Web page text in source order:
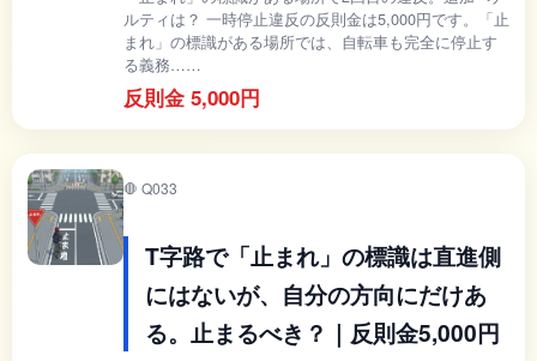
ルティは？ 一時停止違反の反則金は5,000円です。「止
まれ」の標識がある場所では、自転車も完全に停止す
る義務……
反則金 5,000円
🛑 Q033
T字路で「止まれ」の標識は直進側
にはないが、自分の方向にだけあ
る。止まるべき？｜反則金5,000円